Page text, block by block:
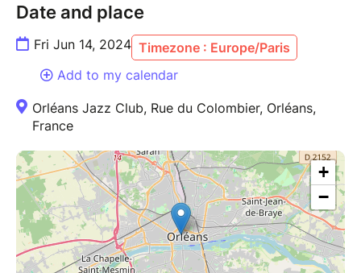
Date and place
Fri Jun 14, 2024 Timezone : Europe/Paris
Add to my calendar
Orléans Jazz Club, Rue du Colombier, Orléans,
France
+
−